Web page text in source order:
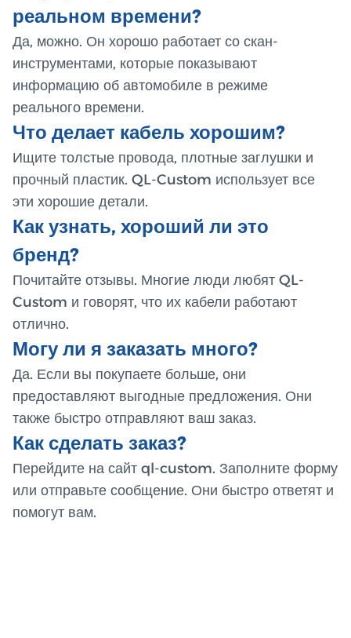
реальном времени?
Да, можно. Он хорошо работает со скан-
инструментами, которые показывают
информацию об автомобиле в режиме
реального времени.
Что делает кабель хорошим?
Ищите толстые провода, плотные заглушки и
прочный пластик. QL-Custom использует все
эти хорошие детали.
Как узнать, хороший ли это
бренд?
Почитайте отзывы. Многие люди любят QL-
Custom и говорят, что их кабели работают
отлично.
Могу ли я заказать много?
Да. Если вы покупаете больше, они
предоставляют выгодные предложения. Они
также быстро отправляют ваш заказ.
Как сделать заказ?
Перейдите на сайт ql-custom. Заполните форму
или отправьте сообщение. Они быстро ответят и
помогут вам.